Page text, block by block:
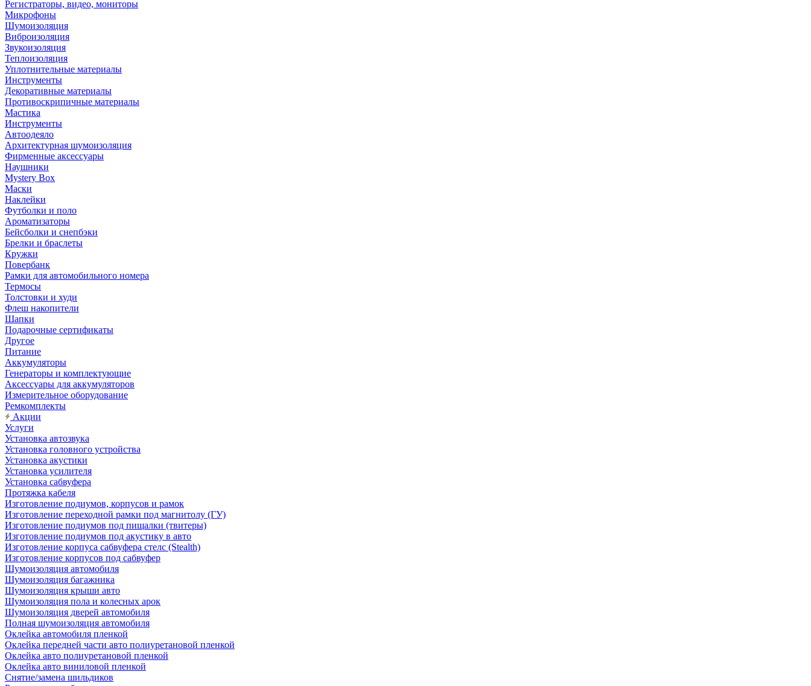
Регистраторы, видео, мониторы
Микрофоны
Шумоизоляция
Виброизоляция
Звукоизоляция
Теплоизоляция
Уплотнительные материалы
Инструменты
Декоративные материалы
Противоскрипичные материалы
Мастика
Инструменты
Автоодеяло
Архитектурная шумоизоляция
Фирменные аксессуары
Наушники
Mystery Box
Маски
Наклейки
Футболки и поло
Ароматизаторы
Бейсболки и снепбэки
Брелки и браслеты
Кружки
Повербанк
Рамки для автомобильного номера
Термосы
Толстовки и худи
Флеш накопители
Шапки
Подарочные сертификаты
Другое
Питание
Аккумуляторы
Генераторы и комплектующие
Аксессуары для аккумуляторов
Измерительное оборудование
Ремкомплекты
Акции
Услуги
Установка автозвука
Установка головного устройства
Установка акустики
Установка усилителя
Установка сабвуфера
Протяжка кабеля
Изготовление подиумов, корпусов и рамок
Изготовление переходной рамки под магнитолу (ГУ)
Изготовление подиумов под пищалки (твитеры)
Изготовление подиумов под акустику в авто
Изготовление корпуса сабвуфера стелс (Stealth)
Изготовление корпусов под сабвуфер
Шумоизоляция автомобиля
Шумоизоляция багажника
Шумоизоляция крыши авто
Шумоизоляция пола и колесных арок
Шумоизоляция дверей автомобиля
Полная шумоизоляция автомобиля
Оклейка автомобиля пленкой
Оклейка передней части авто полиуретановой пленкой
Оклейка авто полиуретановой пленкой
Оклейка авто виниловой пленкой
Снятие/замена шильдиков